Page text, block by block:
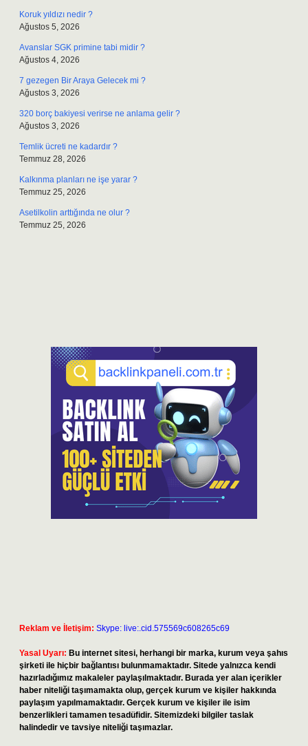
Koruk yıldızı nedir ?
Ağustos 5, 2026
Avanslar SGK primine tabi midir ?
Ağustos 4, 2026
7 gezegen Bir Araya Gelecek mi ?
Ağustos 3, 2026
320 borç bakiyesi verirse ne anlama gelir ?
Ağustos 3, 2026
Temlik ücreti ne kadardır ?
Temmuz 28, 2026
Kalkınma planları ne işe yarar ?
Temmuz 25, 2026
Asetilkolin arttığında ne olur ?
Temmuz 25, 2026
Reklam ve İletişim: Skype: live:.cid.575569c608265c69
Yasal Uyarı: Bu internet sitesi, herhangi bir marka, kurum veya şahıs
şirketi ile hiçbir bağlantısı bulunmamaktadır. Sitede yalnızca kendi
hazırladığımız makaleler paylaşılmaktadır. Burada yer alan içerikler
haber niteliği taşımamakta olup, gerçek kurum ve kişiler hakkında
paylaşım yapılmamaktadır. Gerçek kurum ve kişiler ile isim
benzerlikleri tamamen tesadüfidir. Sitemizdeki bilgiler taslak
halindedir ve tavsiye niteliği taşımazlar.